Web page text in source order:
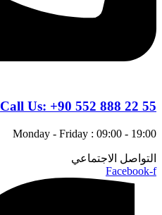
Call Us: +90 552 888 22 55
Monday - Friday : 09:00 - 19:00
التواصل الاجتماعي
Facebook-f